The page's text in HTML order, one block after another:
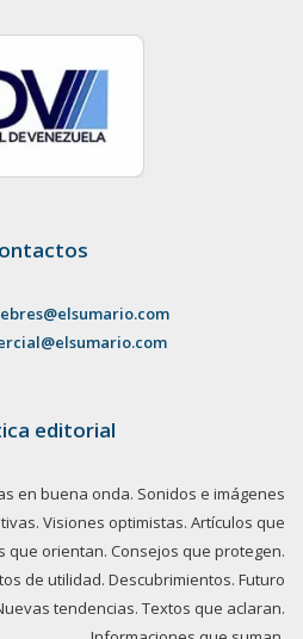
editorial
en buena onda. Sonidos e imágenes
Visiones optimistas. Artículos que
que orientan. Consejos que protegen.
de utilidad. Descubrimientos. Futuro
tendencias. Textos que aclaran.